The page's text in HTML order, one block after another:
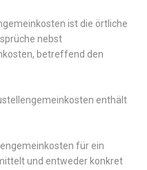
ist die örtliche
nebst
betreffend den
enthält
für ein
und entweder konkret